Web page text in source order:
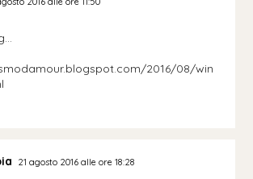
2016/08/win
21 agosto 2016 alle ore 18:28